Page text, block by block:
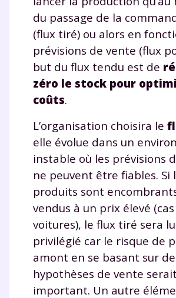
du passage de la
(flux tiré) ou alors en
prévisions de vente (flux
but du flux tendu est de
zéro le stock pour
coûts.
L’organisation choisira le
elle évolue dans un
instable où les prévisions
ne peuvent être fiables. Si
produits sont
vendus à un prix élevé
voitures), le flux tiré sera
privilégié car le risque de
amont en se basant sur
hypothèses de vente
important. Un autre